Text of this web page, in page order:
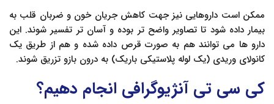
ممکن است داروهایی نیز جهت کاهش جریان خون و ضربان قلب به
بیمار داده شود تا تصاویر واضح تر بوده و آسان تر تفسیر شوند. این
دارو ها می توانند هم به صورت قرص داده شده و هم از طریق یک
کانولای وریدی (یک لوله پلاستیکی باریک) به درون بازو تزریق شوند.
کی سی تی آنژیوگرافی انجام دهیم؟